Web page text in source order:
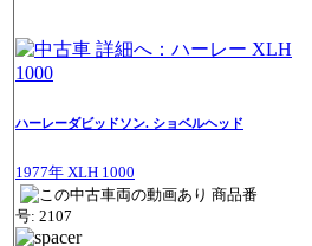
ハーレーダビッドソン. ショベルヘッド
1977年 XLH 1000
商品番
号: 2107